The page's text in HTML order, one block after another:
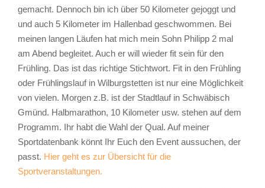
gemacht. Dennoch bin ich über 50 Kilometer gejoggt und
und auch 5 Kilometer im Hallenbad geschwommen. Bei
meinen langen Läufen hat mich mein Sohn Philipp 2 mal
am Abend begleitet. Auch er will wieder fit sein für den
Frühling. Das ist das richtige Stichtwort. Fit in den Frühling
oder Frühlingslauf in Wilburgstetten ist nur eine Möglichkeit
von vielen. Morgen z.B. ist der Stadtlauf in Schwäbisch
Gmünd. Halbmarathon, 10 Kilometer usw. stehen auf dem
Programm. Ihr habt die Wahl der Qual. Auf meiner
Sportdatenbank könnt Ihr Euch den Event aussuchen, der
passt. Hier geht es zur Übersicht für die
Sportveranstaltungen.